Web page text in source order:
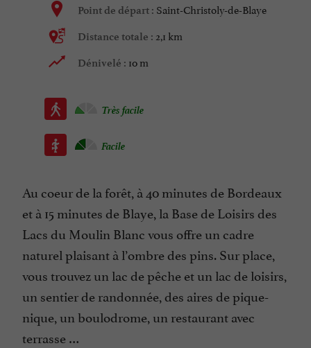
Point de départ : Saint-Christoly-de-Blaye
Distance totale : 2,1 km
Dénivelé : 10 m
Très facile
Facile
Au coeur de la forêt, à 40 minutes de Bordeaux
et à 15 minutes de Blaye, la Base de Loisirs des
Lacs du Moulin Blanc vous offre un cadre
naturel plaisant à l’ombre des pins. Sur place,
vous trouvez un lac de pêche et un lac de loisirs,
un sentier de randonnée, des aires de pique-
nique, un boulodrome, un restaurant avec
terrasse …